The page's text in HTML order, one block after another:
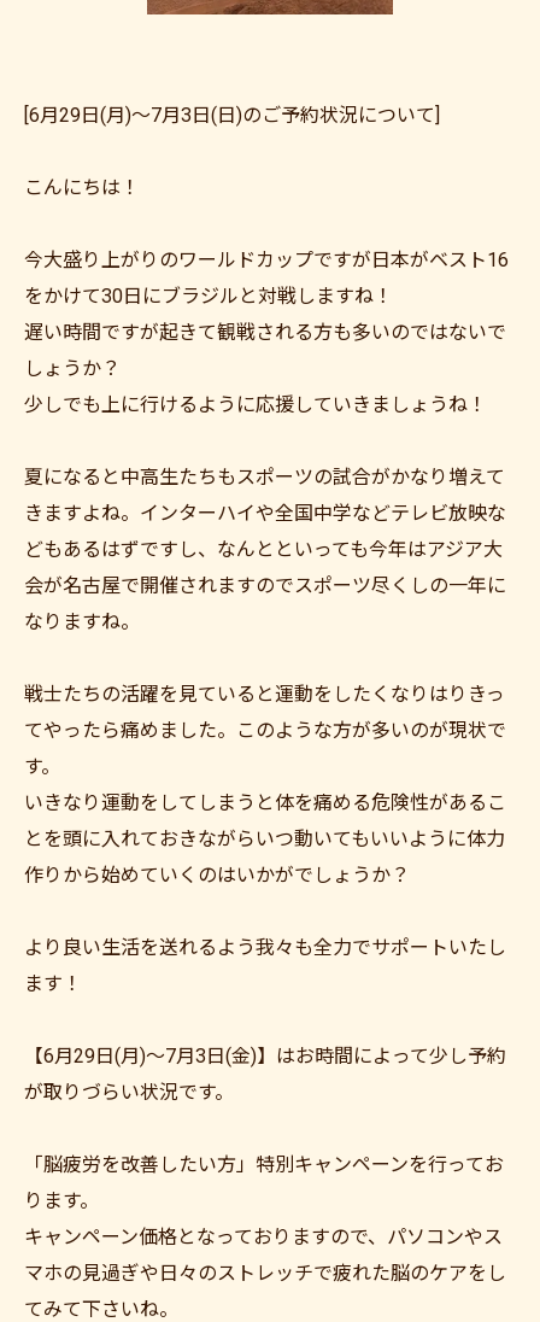
[6月29日(月)～7月3日(日)のご予約状況について]
こんにちは！
今大盛り上がりのワールドカップですが日本がベスト16
をかけて30日にブラジルと対戦しますね！
遅い時間ですが起きて観戦される方も多いのではないで
しょうか？
少しでも上に行けるように応援していきましょうね！
夏になると中高生たちもスポーツの試合がかなり増えて
きますよね。インターハイや全国中学などテレビ放映な
どもあるはずですし、なんとといっても今年はアジア大
会が名古屋で開催されますのでスポーツ尽くしの一年に
なりますね。
戦士たちの活躍を見ていると運動をしたくなりはりきっ
てやったら痛めました。このような方が多いのが現状で
す。
いきなり運動をしてしまうと体を痛める危険性があるこ
とを頭に入れておきながらいつ動いてもいいように体力
作りから始めていくのはいかがでしょうか？
より良い生活を送れるよう我々も全力でサポートいたし
ます！
【6月29日(月)～7月3日(金)】はお時間によって少し予約
が取りづらい状況です。
「脳疲労を改善したい方」特別キャンペーンを行ってお
ります。
キャンペーン価格となっておりますので、パソコンやス
マホの見過ぎや日々のストレッチで疲れた脳のケアをし
てみて下さいね。